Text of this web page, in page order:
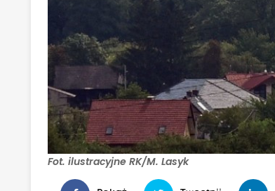
Fot. ilustracyjne RK/M. Lasyk